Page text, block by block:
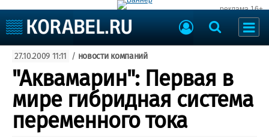
реклама 16+
Судоходство
Судоремонт
События
Порты
Рыболовство
ВМФ
Образование
27.10.2009 11:11 / новости компаний
"Аквамарин": Первая в
мире гибридная система
переменного тока